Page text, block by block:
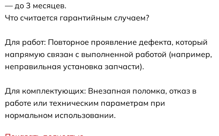
— до 3 месяцев.
Что считается гарантийным случаем?
Для работ: Повторное проявление дефекта, который
напрямую связан с выполненной работой (например,
неправильная установка запчасти).
Для комплектующих: Внезапная поломка, отказ в
работе или техническим параметрам при
нормальном использовании.